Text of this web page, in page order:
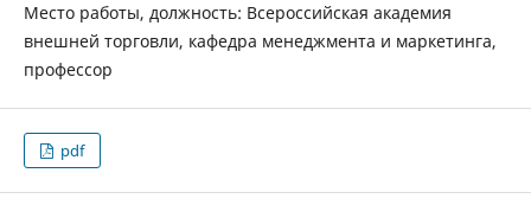
Место работы, должность: Всероссийская академия
внешней торговли, кафедра менеджмента и маркетинга,
профессор
pdf